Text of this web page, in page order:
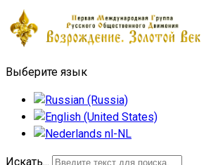
Выберите язык
Искать...